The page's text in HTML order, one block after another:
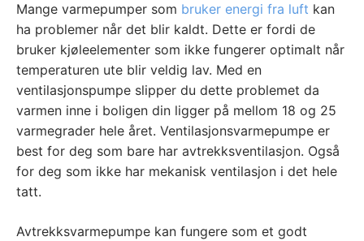
Mange varmepumper som bruker energi fra luft kan
ha problemer når det blir kaldt. Dette er fordi de
bruker kjøleelementer som ikke fungerer optimalt når
temperaturen ute blir veldig lav. Med en
ventilasjonspumpe slipper du dette problemet da
varmen inne i boligen din ligger på mellom 18 og 25
varmegrader hele året. Ventilasjonsvarmepumpe er
best for deg som bare har avtrekksventilasjon. Også
for deg som ikke har mekanisk ventilasjon i det hele
tatt.
Avtrekksvarmepumpe kan fungere som et godt